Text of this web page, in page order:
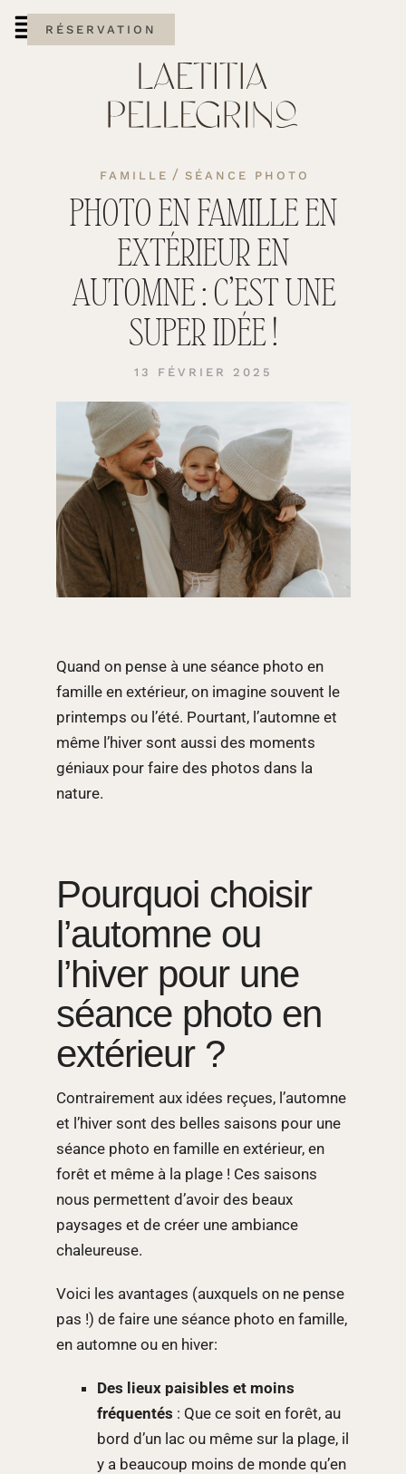
RÉSERVATION
FAMILLE / SÉANCE PHOTO
PHOTO EN FAMILLE EN
EXTÉRIEUR EN
AUTOMNE : C’EST UNE
SUPER IDÉE !
13 FÉVRIER 2025
Quand on pense à une séance photo en
famille en extérieur, on imagine souvent le
printemps ou l’été. Pourtant, l’automne et
même l’hiver sont aussi des moments
géniaux pour faire des photos dans la
nature.
Pourquoi choisir
l’automne ou
l’hiver pour une
séance photo en
extérieur ?
Contrairement aux idées reçues, l’automne
et l’hiver sont des belles saisons pour une
séance photo en famille en extérieur, en
forêt et même à la plage ! Ces saisons
nous permettent d’avoir des beaux
paysages et de créer une ambiance
chaleureuse.
Voici les avantages (auxquels on ne pense
pas !) de faire une séance photo en famille,
en automne ou en hiver:
Des lieux paisibles et moins
fréquentés : Que ce soit en forêt, au
bord d’un lac ou même sur la plage, il
y a beaucoup moins de monde qu’en